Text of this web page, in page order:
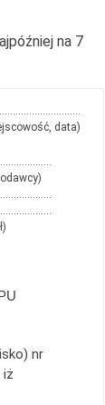
na 7
data)
nr
iż